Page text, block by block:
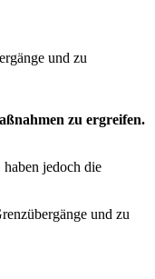
und zu
zu ergreifen.
jedoch die
und zu